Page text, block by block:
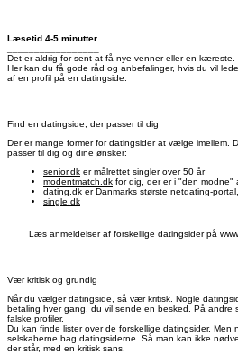
Læsetid 4-5 minutter
Det er aldrig for sent at få nye venner eller en kæreste.
Her kan du få gode råd og anbefalinger, hvis du vil
af en profil på en datingside.
Find en datingside, der passer til dig
Der er mange former for datingsider at vælge imellem.
passer til dig og dine ønsker:
senior.dk er målrettet singler over 50 år
modentmatch.dk for dig, der er i "den modne"
dating.dk er Danmarks største netdating-
single.dk
Læs anmeldelser af forskellige datingsider på
Vær kritisk og grundig
Når du vælger datingside, så vær kritisk. Nogle
betaling hver gang, du vil sende en besked. På andre
falske profiler.
Du kan finde lister over de forskellige datingsider.
selskaberne bag datingsiderne. Så man kan ikke
der står, med en kritisk sans.